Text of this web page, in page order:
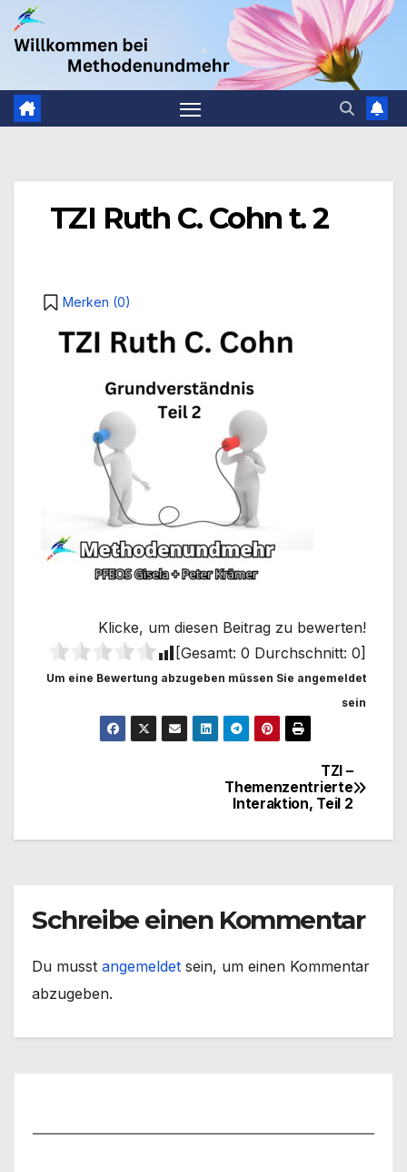
Zum
Inhalt
.
TZI Ruth C. Cohn t. 2
Merken (0)
Klicke, um diesen Beitrag zu bewerten!
[Gesamt: 0 Durchschnitt: 0]
Um eine Bewertung abzugeben müssen Sie angemeldet
sein
Beitragsnavigation
TZI –
Themenzentrierte
Interaktion, Teil 2
Schreibe einen Kommentar
Du musst angemeldet sein, um einen Kommentar
abzugeben.